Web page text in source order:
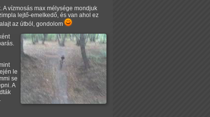
vízmosás max mélysége mondjuk
lejtő-emelkedő, és van ahol ez
az útból, gondolom
le
se
A